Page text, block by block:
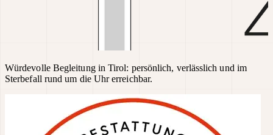
Würdevolle Begleitung in Tirol: persönlich, verlässlich und im
Sterbefall rund um die Uhr erreichbar.